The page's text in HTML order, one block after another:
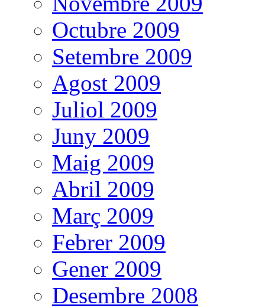
Octubre 2009
Setembre 2009
Agost 2009
Juliol 2009
Juny 2009
Maig 2009
Abril 2009
Març 2009
Febrer 2009
Gener 2009
Desembre 2008